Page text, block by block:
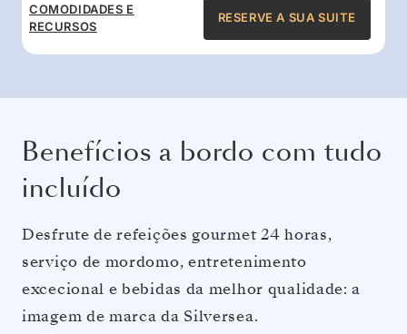
COMODIDADES E
RECURSOS
RESERVE A SUA SUITE
Benefícios a bordo com tudo
incluído
Desfrute de refeições gourmet 24 horas,
serviço de mordomo, entretenimento
excecional e bebidas da melhor qualidade: a
imagem de marca da Silversea.